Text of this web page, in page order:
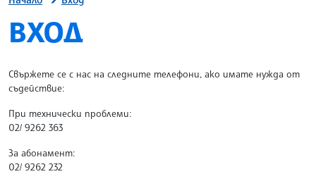
SITE.BTA
ВХОД
Свържете се с нас на следните телефони, ако имате нужда от
съдействие:
При технически проблеми:
02/ 9262 363
За абонамент:
02/ 9262 232